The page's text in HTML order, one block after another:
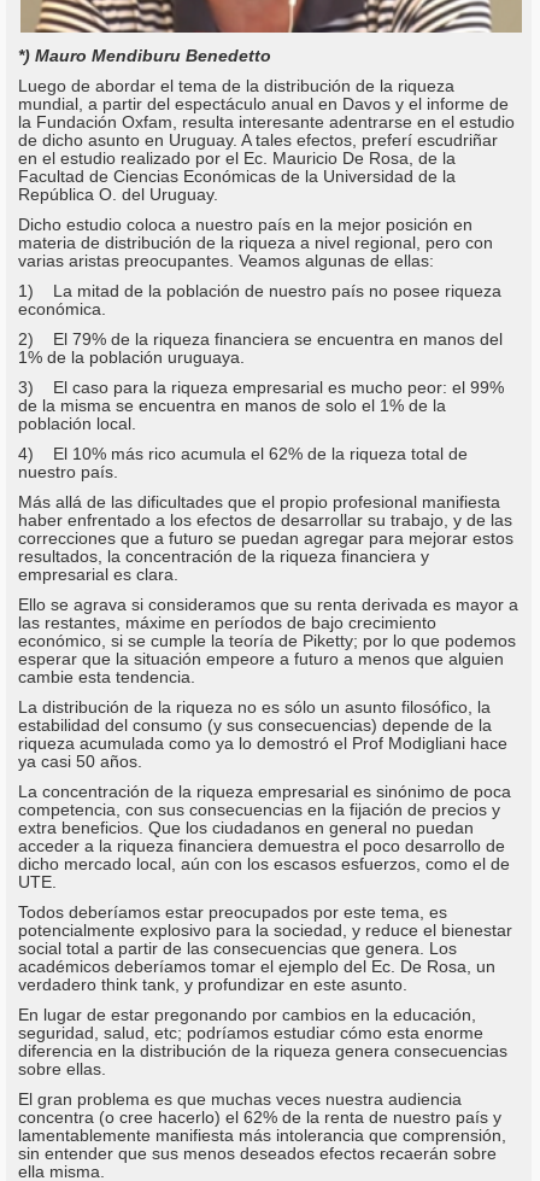
*) Mauro Mendiburu Benedetto
Luego de abordar el tema de la distribución de la riqueza
mundial, a partir del espectáculo anual en Davos y el informe de
la Fundación Oxfam, resulta interesante adentrarse en el estudio
de dicho asunto en Uruguay. A tales efectos, preferí escudriñar
en el estudio realizado por el Ec. Mauricio De Rosa, de la
Facultad de Ciencias Económicas de la Universidad de la
República O. del Uruguay.
Dicho estudio coloca a nuestro país en la mejor posición en
materia de distribución de la riqueza a nivel regional, pero con
varias aristas preocupantes. Veamos algunas de ellas:
1) La mitad de la población de nuestro país no posee riqueza
económica.
2) El 79% de la riqueza financiera se encuentra en manos del
1% de la población uruguaya.
3) El caso para la riqueza empresarial es mucho peor: el 99%
de la misma se encuentra en manos de solo el 1% de la
población local.
4) El 10% más rico acumula el 62% de la riqueza total de
nuestro país.
Más allá de las dificultades que el propio profesional manifiesta
haber enfrentado a los efectos de desarrollar su trabajo, y de las
correcciones que a futuro se puedan agregar para mejorar estos
resultados, la concentración de la riqueza financiera y
empresarial es clara.
Ello se agrava si consideramos que su renta derivada es mayor a
las restantes, máxime en períodos de bajo crecimiento
económico, si se cumple la teoría de Piketty; por lo que podemos
esperar que la situación empeore a futuro a menos que alguien
cambie esta tendencia.
La distribución de la riqueza no es sólo un asunto filosófico, la
estabilidad del consumo (y sus consecuencias) depende de la
riqueza acumulada como ya lo demostró el Prof Modigliani hace
ya casi 50 años.
La concentración de la riqueza empresarial es sinónimo de poca
competencia, con sus consecuencias en la fijación de precios y
extra beneficios. Que los ciudadanos en general no puedan
acceder a la riqueza financiera demuestra el poco desarrollo de
dicho mercado local, aún con los escasos esfuerzos, como el de
UTE.
Todos deberíamos estar preocupados por este tema, es
potencialmente explosivo para la sociedad, y reduce el bienestar
social total a partir de las consecuencias que genera. Los
académicos deberíamos tomar el ejemplo del Ec. De Rosa, un
verdadero think tank, y profundizar en este asunto.
En lugar de estar pregonando por cambios en la educación,
seguridad, salud, etc; podríamos estudiar cómo esta enorme
diferencia en la distribución de la riqueza genera consecuencias
sobre ellas.
El gran problema es que muchas veces nuestra audiencia
concentra (o cree hacerlo) el 62% de la renta de nuestro país y
lamentablemente manifiesta más intolerancia que comprensión,
sin entender que sus menos deseados efectos recaerán sobre
ella misma.